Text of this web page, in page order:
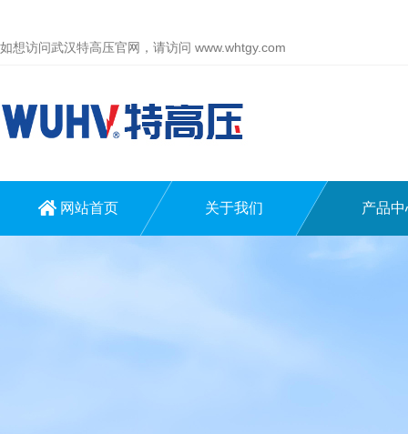
如想访问武汉特高压官网，请访问 www.whtgy.com
网站首页 关于我们 产品中